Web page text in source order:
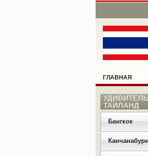
ГЛАВНАЯ
НОНГ КХАЙ
РАЗНОЕ
ТАЙЛАНД
Бангкок
Канчанабури